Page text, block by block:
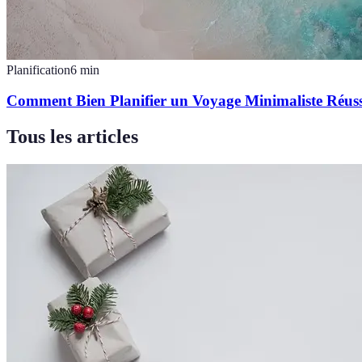
Planification6 min
Comment Bien Planifier un Voyage Minimaliste
Tous les articles